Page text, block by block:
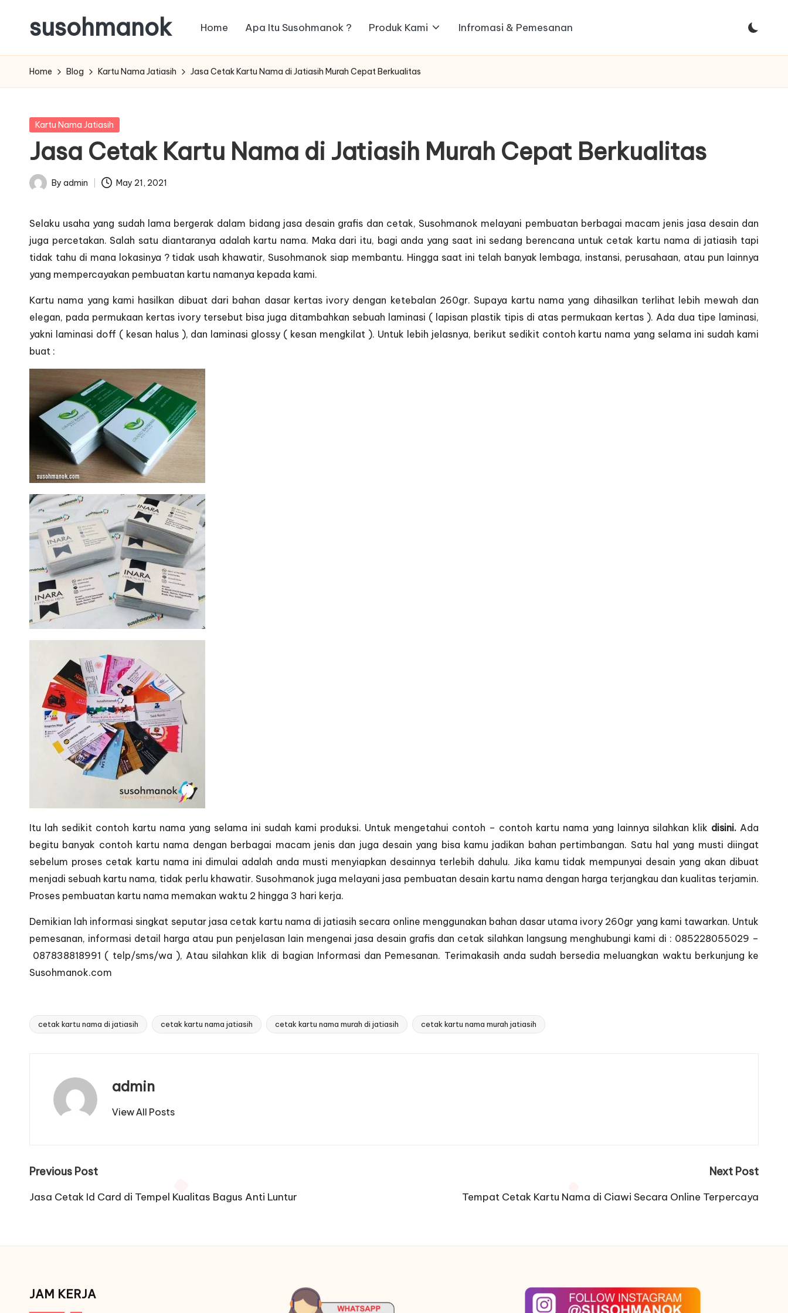
content
susohmanok Home Apa Itu Susohmanok ? Produk Kami Infromasi & Pemesanan
Home Blog Kartu Nama Jatiasih Jasa Cetak Kartu Nama di Jatiasih Murah Cepat Berkualitas
Posted
Kartu Nama Jatiasih
Jasa Cetak Kartu Nama di Jatiasih Murah Cepat Berkualitas
Posted
By admin May 21, 2021
Selaku usaha yang sudah lama bergerak dalam bidang jasa desain grafis dan cetak, Susohmanok melayani pembuatan berbagai macam jenis jasa desain dan
juga percetakan. Salah satu diantaranya adalah kartu nama. Maka dari itu, bagi anda yang saat ini sedang berencana untuk cetak kartu nama di jatiasih tapi
tidak tahu di mana lokasinya ? tidak usah khawatir, Susohmanok siap membantu. Hingga saat ini telah banyak lembaga, instansi, perusahaan, atau pun lainnya
yang mempercayakan pembuatan kartu namanya kepada kami.
Kartu nama yang kami hasilkan dibuat dari bahan dasar kertas ivory dengan ketebalan 260gr. Supaya kartu nama yang dihasilkan terlihat lebih mewah dan
elegan, pada permukaan kertas ivory tersebut bisa juga ditambahkan sebuah laminasi ( lapisan plastik tipis di atas permukaan kertas ). Ada dua tipe laminasi,
yakni laminasi doff ( kesan halus ), dan laminasi glossy ( kesan mengkilat ). Untuk lebih jelasnya, berikut sedikit contoh kartu nama yang selama ini sudah kami
buat :
Itu lah sedikit contoh kartu nama yang selama ini sudah kami produksi. Untuk mengetahui contoh – contoh kartu nama yang lainnya silahkan klik disini. Ada
begitu banyak contoh kartu nama dengan berbagai macam jenis dan juga desain yang bisa kamu jadikan bahan pertimbangan. Satu hal yang musti diingat
sebelum proses cetak kartu nama ini dimulai adalah anda musti menyiapkan desainnya terlebih dahulu. Jika kamu tidak mempunyai desain yang akan dibuat
menjadi sebuah kartu nama, tidak perlu khawatir. Susohmanok juga melayani jasa pembuatan desain kartu nama dengan harga terjangkau dan kualitas terjamin.
Proses pembuatan kartu nama memakan waktu 2 hingga 3 hari kerja.
Demikian lah informasi singkat seputar jasa cetak kartu nama di jatiasih secara online menggunakan bahan dasar utama ivory 260gr yang kami tawarkan. Untuk
pemesanan, informasi detail harga atau pun penjelasan lain mengenai jasa desain grafis dan cetak silahkan langsung menghubungi kami di : 085228055029 –
087838818991 ( telp/sms/wa ), Atau silahkan klik di bagian Informasi dan Pemesanan. Terimakasih anda sudah bersedia meluangkan waktu berkunjung ke
Susohmanok.com
Tags:
cetak kartu nama di jatiasih cetak kartu nama jatiasih cetak kartu nama murah di jatiasih cetak kartu nama murah jatiasih
admin
View All Posts
Post
navigation
Previous Post
Jasa Cetak Id Card di Tempel Kualitas Bagus Anti Luntur
Next Post
Tempat Cetak Kartu Nama di Ciawi Secara Online Terpercaya
JAM KERJA